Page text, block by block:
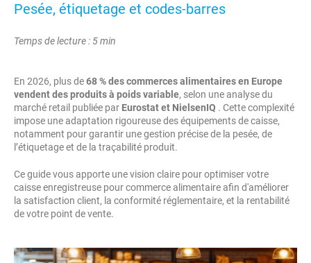
Pesée, étiquetage et codes-barres
Temps de lecture : 5 min
En 2026, plus de68 % des commerces alimentaires en Europe
vendent des produits à poids variable, selon une analyse du
marché retail publiée par Eurostat et NielsenIQ . Cette complexité
impose une adaptation rigoureuse des équipements de caisse,
notamment pour garantir une gestion précise de la pesée, de
l’étiquetage et de la traçabilité produit.
Ce guide vous apporte une vision claire pour optimiser votre
caisse enregistreuse pour commerce alimentaire afin d'améliorer
la satisfaction client, la conformité réglementaire, et la rentabilité
de votre point de vente.